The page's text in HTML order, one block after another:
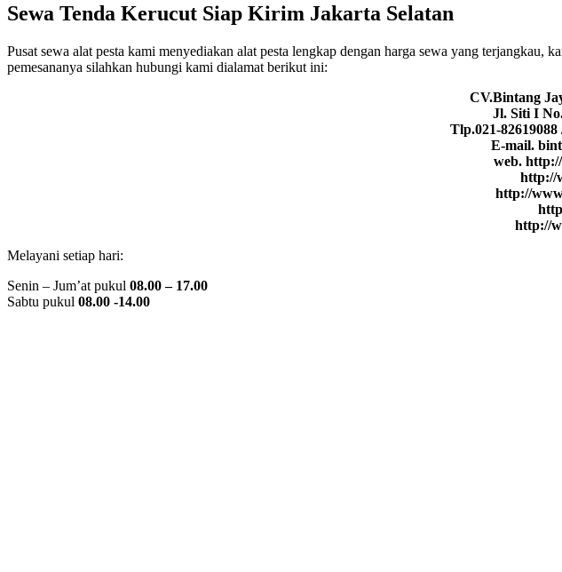
Sewa Tenda Kerucut Siap Kirim Jakarta Selatan
Pusat sewa alat pesta kami menyediakan alat pesta lengkap dengan harga sewa yang
pemesananya silahkan hubungi kami dialamat berikut ini:
CV.Bintang
Jl. Siti I
Tlp.021-82619088
E-mail.
web.
http://
http://
http://
Melayani setiap hari:
Senin – Jum’at pukul 08.00 – 17.00
Sabtu pukul 08.00 -14.00